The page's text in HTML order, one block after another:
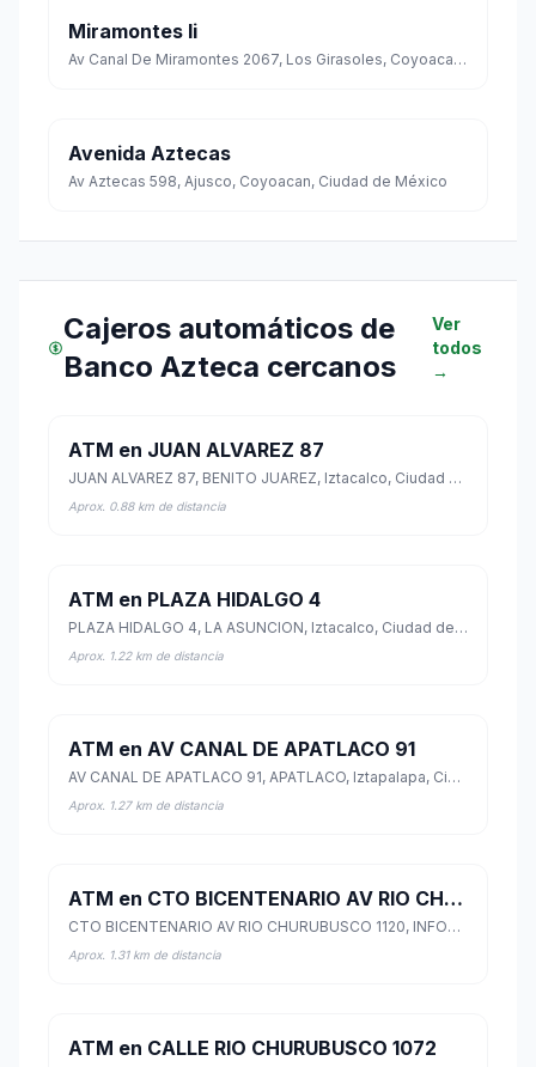
Miramontes Ii
Av Canal De Miramontes 2067, Los Girasoles, Coyoacan, Ciudad de México
Avenida Aztecas
Av Aztecas 598, Ajusco, Coyoacan, Ciudad de México
Cajeros automáticos de
Banco Azteca cercanos
Ver
todos
→
ATM en JUAN ALVAREZ 87
JUAN ALVAREZ 87, BENITO JUAREZ, Iztacalco, Ciudad de México
Aprox. 0.88 km de distancia
ATM en PLAZA HIDALGO 4
PLAZA HIDALGO 4, LA ASUNCION, Iztacalco, Ciudad de México
Aprox. 1.22 km de distancia
ATM en AV CANAL DE APATLACO 91
AV CANAL DE APATLACO 91, APATLACO, Iztapalapa, Ciudad de México
Aprox. 1.27 km de distancia
ATM en CTO BICENTENARIO AV RIO CHURUBUSCO 1120
CTO BICENTENARIO AV RIO CHURUBUSCO 1120, INFONAVIT IZTACALCO, Iztacalco, Ciudad de México
Aprox. 1.31 km de distancia
ATM en CALLE RIO CHURUBUSCO 1072